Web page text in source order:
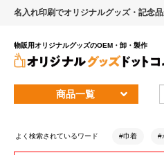
名入れ印刷でオリジナルグッズ・記念
物販用オリジナルグッズのOEM・卸・製作
商品一覧
よく検索されているワード #巾着 #